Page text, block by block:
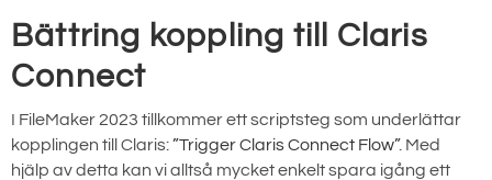
Bättring koppling till Claris
Connect
I FileMaker 2023 tillkommer ett scriptsteg som underlättar
kopplingen till Claris:”Trigger Claris Connect Flow”. Med
hjälp av detta kan vi alltså mycket enkelt spara igång ett